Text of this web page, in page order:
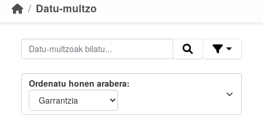
Datu-multzo
Ordenatu honen arabera